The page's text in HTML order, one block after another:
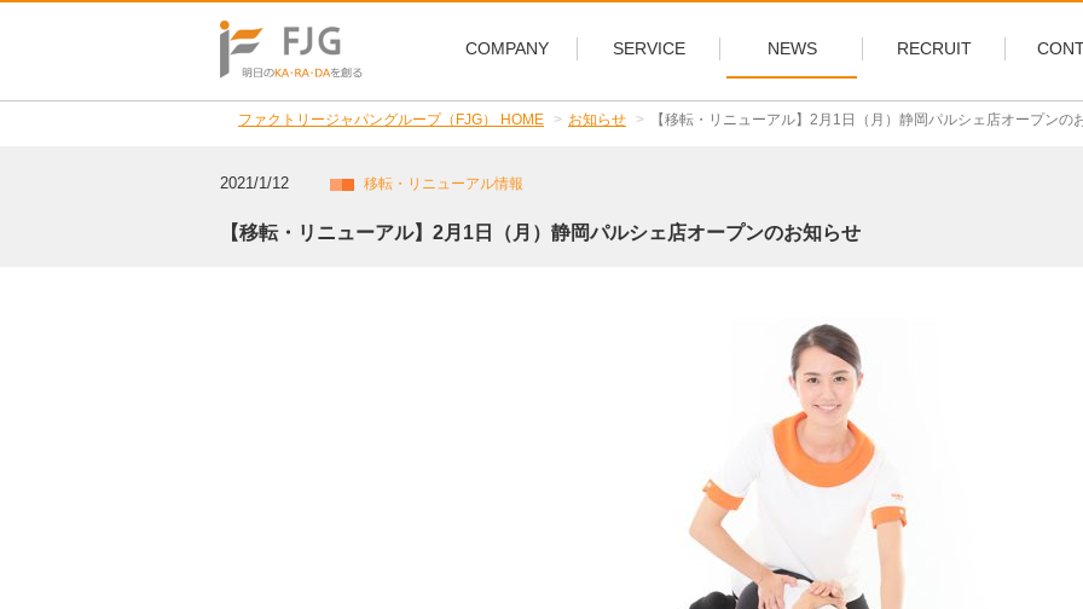
COMPANY SERVICE NEWS RECRUIT
ファクトリージャパングループ（FJG） HOME お知らせ 【移転・リニューアル】2月1日（月）静岡パルシェ店オープンの
2021/1/12 移転・リニューアル情報
【移転・リニューアル】2月1日（月）静岡パルシェ店オープンのお知らせ